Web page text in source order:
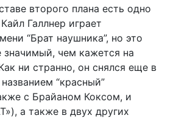
второго плана есть одно
Галлнер играет
“Брат наушника”, но это
значимый, чем кажется на
ни странно, он снялся еще в
“красный”
с Брайаном Коксом, и
а также в двух других